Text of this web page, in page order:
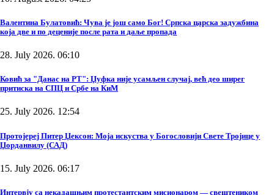
Валентина Булатовић: Чува је још само Бог! Српска царска задужбина
која две и по деценије после рата и даље пропада
28. July 2026. 06:10
Ковић за "Данас на РТ": Џуфка није усамљен случај, већ део ширег
притиска на СПЦ и Србе на КиМ
25. July 2026. 12:54
Протојереј Питер Џексон: Моја искуства у Богословији Свете Тројице у
Џорданвилу (САД)
15. July 2026. 06:17
Интервју са некадашњим протестантским мисионаром — свештеником